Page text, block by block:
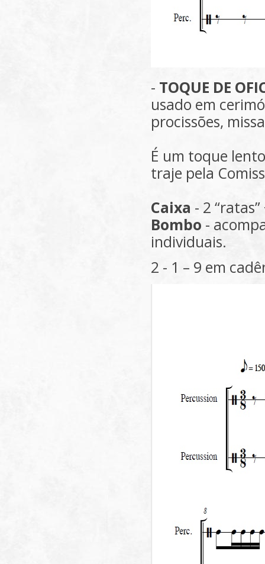
- TOQUE DE
usado em
procissões,
É um toque
traje pela
Caixa - 2
Bombo -
individuais.
2 - 1 – 9 em